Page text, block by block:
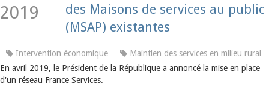
2019
des Maisons de services au public
(MSAP) existantes
Intervention économique
Maintien des services en milieu rural
En avril 2019, le Président de la République a annoncé la mise en place
d'un réseau France Services.